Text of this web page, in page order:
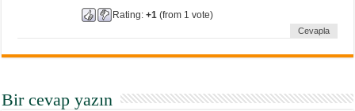
Rating:+1 (from 1 vote)
Cevapla
Bir cevap yazın